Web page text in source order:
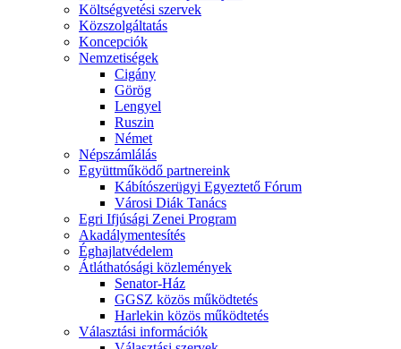
Költségvetési szervek
Közszolgáltatás
Koncepciók
Nemzetiségek
Cigány
Görög
Lengyel
Ruszin
Német
Népszámlálás
Együttműködő partnereink
Kábítószerügyi Egyeztető Fórum
Városi Diák Tanács
Egri Ifjúsági Zenei Program
Akadálymentesítés
Éghajlatvédelem
Átláthatósági közlemények
Senator-Ház
GGSZ közös működtetés
Harlekin közös működtetés
Választási információk